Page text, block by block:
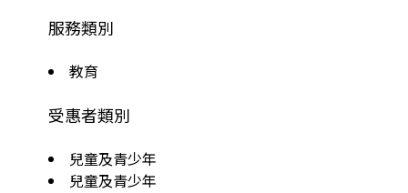
服務類別
教育
受惠者類別
兒童及青少年
兒童及青少年